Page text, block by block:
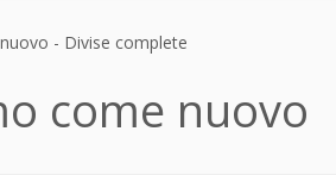
- Divise complete
come nuovo